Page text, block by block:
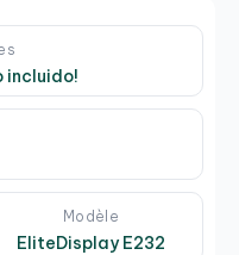
incluido!
Modèle
EliteDisplay E232